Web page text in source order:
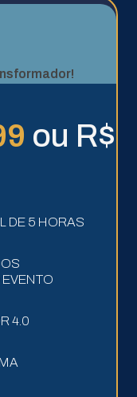
ou R$
DE 5 HORAS
4.0